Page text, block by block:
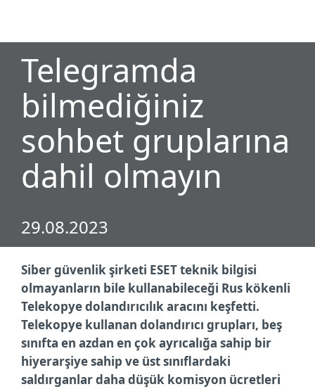
Telegramda
bilmediğiniz
sohbet gruplarına
dahil olmayın
29.08.2023
Siber güvenlik şirketi ESET teknik bilgisi
olmayanların bile kullanabileceği Rus kökenli
Telekopye dolandırıcılık aracını keşfetti.
Telekopye kullanan dolandırıcı grupları, beş
sınıfta en azdan en çok ayrıcalığa sahip bir
hiyerarşiye sahip ve üst sınıflardaki
saldırganlar daha düşük komisyon ücretleri